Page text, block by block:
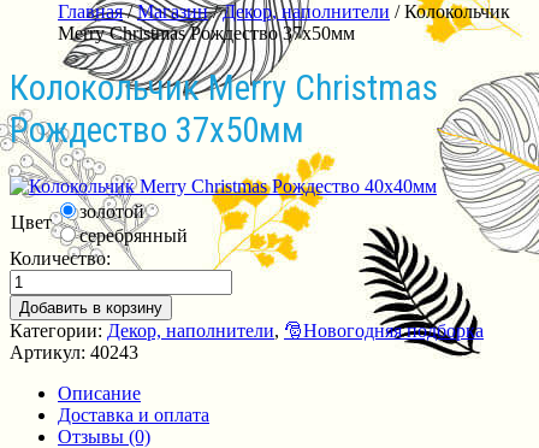
Главная/Магазин/Декор, наполнители / Колокольчик
Merry Christmas Рождество 37х50мм
Колокольчик Merry Christmas
Рождество 37х50мм
Цвет
золотой
серебрянный
Количество:
Добавить в корзину
Категории: Декор, наполнители, 🎅Новогодняя подборка
Артикул: 40243
Описание
Доставка и оплата
Отзывы (0)